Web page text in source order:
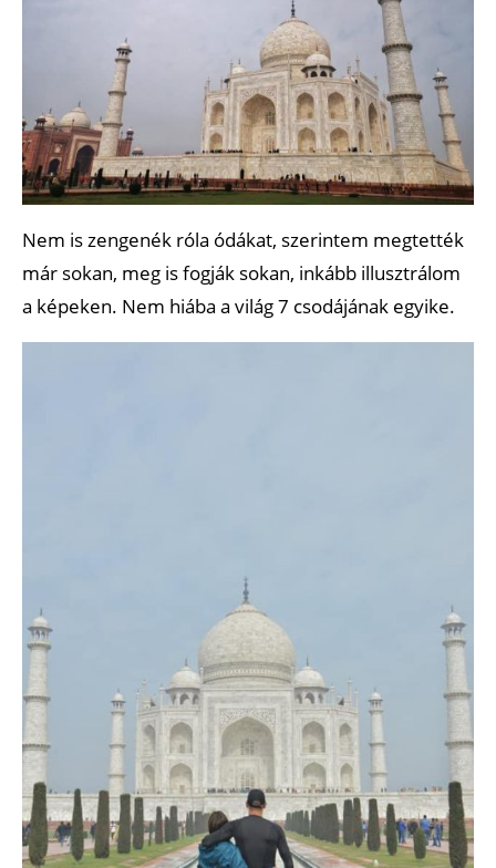
Nem is zengenék róla ódákat, szerintem megtették
már sokan, meg is fogják sokan, inkább illusztrálom
a képeken. Nem hiába a világ 7 csodájának egyike.